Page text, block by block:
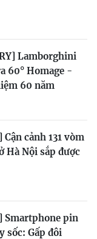
Lamborghini
60° Homage -
60 năm
Cận cảnh 131 vòm
Hà Nội sắp được
Smartphone pin
sốc: Gấp đôi